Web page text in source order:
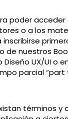
poder acceder
o a los
inscribirse
de nuestros
Diseño UX/UI o
parcial “part
términos y